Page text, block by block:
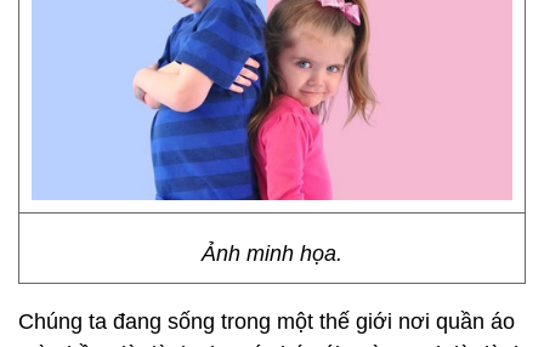
Ảnh minh họa.
Chúng ta đang sống trong một thế giới nơi quần áo